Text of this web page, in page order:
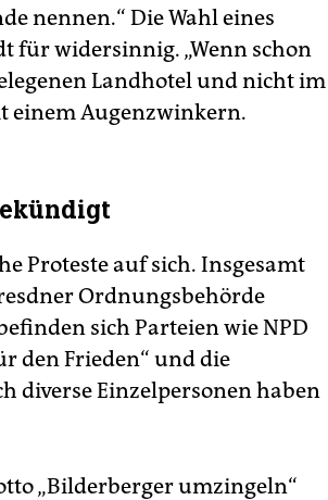
nennen.“ Die Wahl eines
für widersinnig. „Wenn schon
Landhotel und nicht im
einem Augenzwinkern.
Proteste auf sich. Insgesamt
Ordnungsbehörde
sich Parteien wie NPD
den Frieden“ und die
diverse Einzelpersonen haben
„Bilderberger umzingeln“